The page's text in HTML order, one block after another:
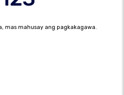
mas mahusay ang pagkakagawa.